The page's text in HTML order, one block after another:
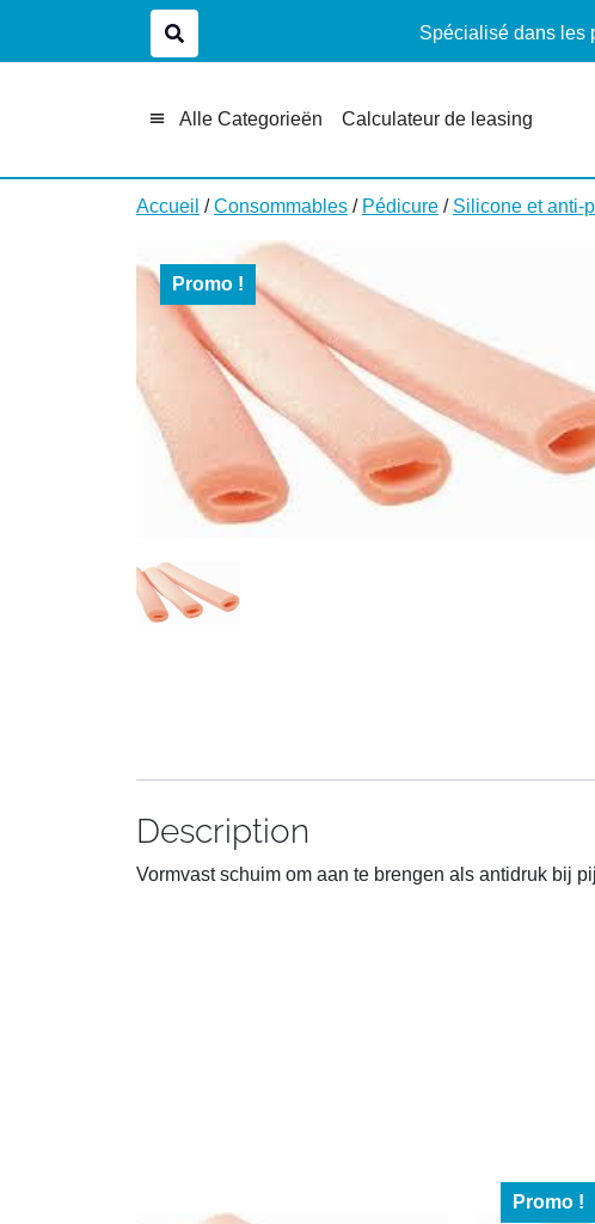
Spécialisé dans les
Alle Categorieën Calculateur de leasing
Accueil /Consommables / Pédicure / Silicone et anti-
Promo !
Description
Vormvast schuim om aan te brengen als antidruk bij
Promo !